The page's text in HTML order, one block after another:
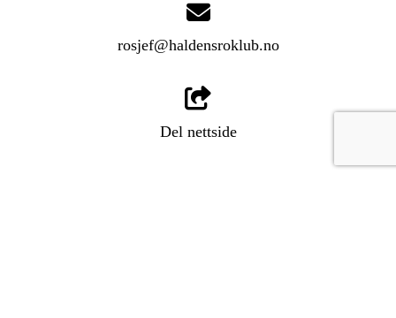
rosjef@haldensroklub.no
Del nettside